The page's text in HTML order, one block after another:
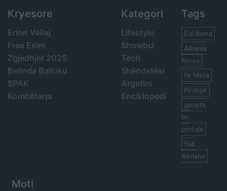
Kryesore
Erion Veliaj
Free Esim
Zgjedhjet 2025
Belinda Balluku
SPAK
Kombëtarja
Kategori
Lifestyle
Showbiz
Tech
Shëndetësi
Argetim
Enciklopedi
Tags
Edi Rama
Albania
News
Ilir Meta
Piranjat
gazeta,
tv,
portale
Sali
Berisha
Moti